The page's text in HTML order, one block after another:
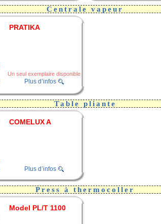
Centrale vapeur
PRATIKA
Un seul exemplaire disponible
Plus d’infos
Table pliante
COMELUX A
Plus d’infos
Press à thermocoller
Model PL/T 1100